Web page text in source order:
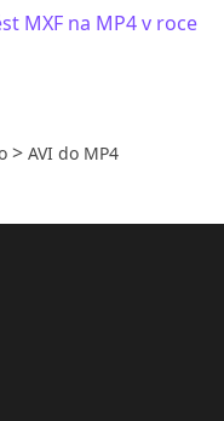
MXF na MP4 v roce
> AVI do MP4